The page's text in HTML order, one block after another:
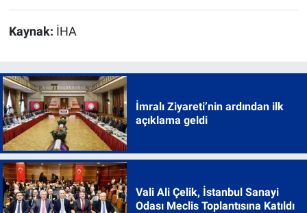
Kaynak: İHA
İmralı Ziyareti’nin ardından ilk
açıklama geldi
Vali Ali Çelik, İstanbul Sanayi
Odası Meclis Toplantısına Katıldı